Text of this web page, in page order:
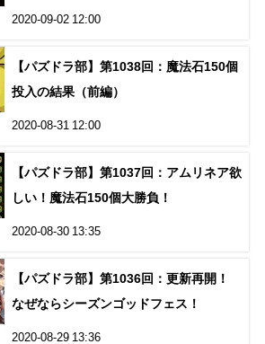
2020-09-02 12:00
【パズドラ部】第1038回：魔法石150個
投入の結果（前編）
2020-08-31 12:00
【パズドラ部】第1037回：アムリネア欲
しい！魔法石150個大勝負！
2020-08-30 13:35
【パズドラ部】第1036回：更新再開！
なぜならシーズンゴッドフェス！
2020-08-29 13:36